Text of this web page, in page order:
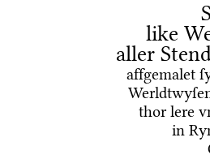
like
aller
affgemalet
thor lere
in